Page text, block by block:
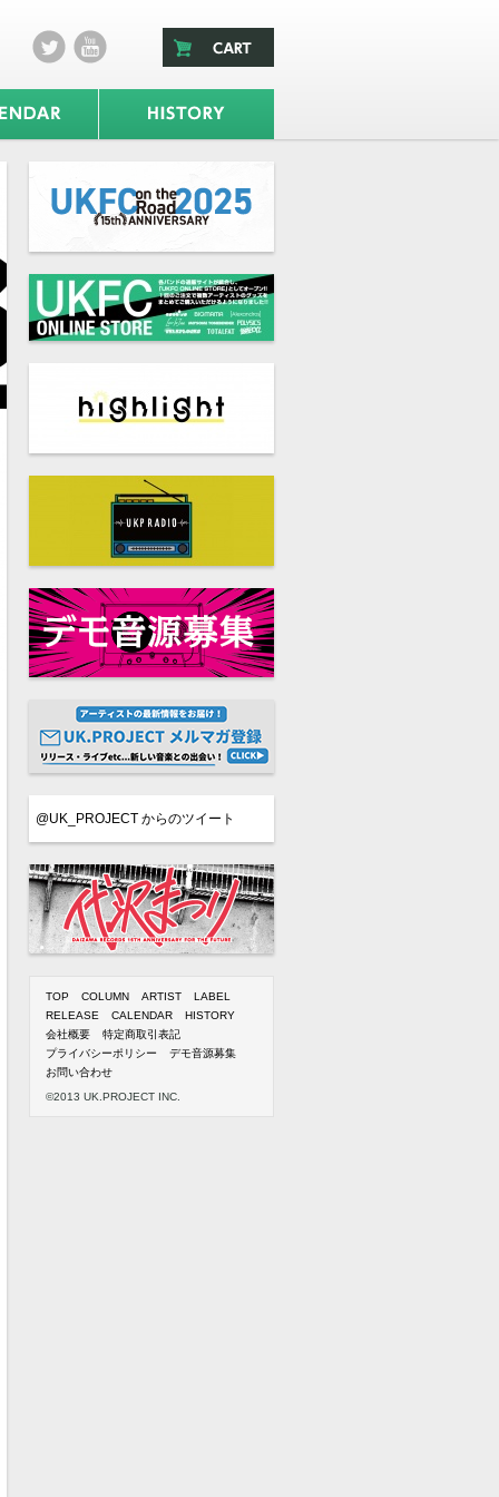
@UK_PROJECT からのツイート
TOP COLUMN ARTIST
LABEL
RELEASE
CALENDAR
HISTORY
会社概要
特定商取引表記
プライバシーポリシー
デモ音源募集
お問い合わせ
©2013 UK.PROJECT INC.